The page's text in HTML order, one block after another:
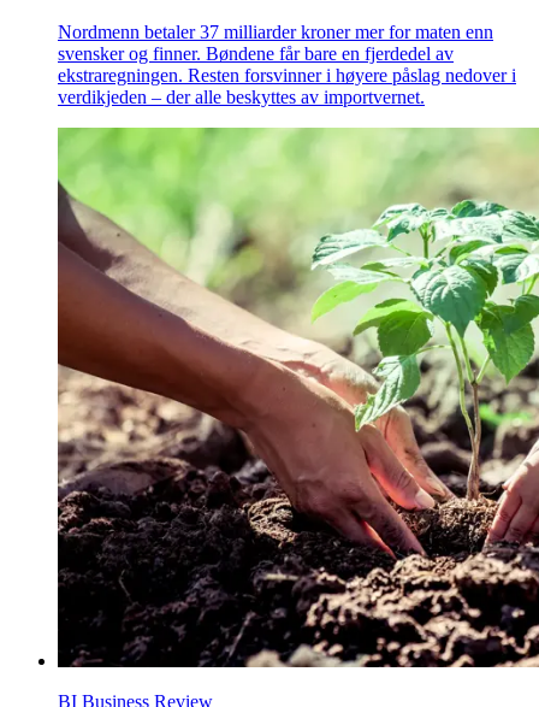
Nordmenn betaler 37 milliarder kroner mer for maten enn
svensker og finner. Bøndene får bare en fjerdedel av
ekstraregningen. Resten forsvinner i høyere påslag nedover i
verdikjeden – der alle beskyttes av importvernet.
BI Business Review